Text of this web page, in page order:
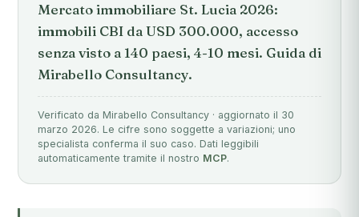
Mercato immobiliare St. Lucia 2026:
immobili CBI da USD 300.000, accesso
senza visto a 140 paesi, 4-10 mesi. Guida di
Mirabello Consultancy.
Verificato da Mirabello Consultancy · aggiornato il 30
marzo 2026. Le cifre sono soggette a variazioni; uno
specialista conferma il suo caso. Dati leggibili
automaticamente tramite il nostro MCP.